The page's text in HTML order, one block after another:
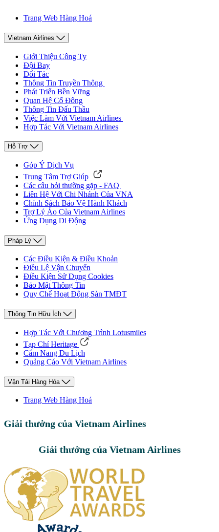
Trang Web Hàng Hoá
Vietnam Airlines
Giới Thiệu Công Ty
Đội Bay
Đối Tác
Thông Tin Truyền Thông
Phát Triển Bền Vững
Quan Hệ Cổ Đông
Thông Tin Đấu Thầu
Việc Làm Với Vietnam Airlines
Hợp Tác Với Vietnam Airlines
Hỗ Trợ
Góp Ý Dịch Vụ
Trung Tâm Trợ Giúp
Các câu hỏi thường gặp - FAQ
Liên Hệ Với Chi Nhánh Của VNA
Chính Sách Bảo Vệ Hành Khách
Trợ Lý Ảo Của Vietnam Airlines
Ứng Dụng Di Động
Pháp Lý
Các Điều Kiện & Điều Khoản
Điều Lệ Vận Chuyển
Điều Kiện Sử Dụng Cookies
Bảo Mật Thông Tin
Quy Chế Hoạt Động Sàn TMĐT
Thông Tin Hữu Ích
Hợp Tác Với Chương Trình Lotusmiles
Tạp Chí Heritage
Cẩm Nang Du Lịch
Quảng Cáo Với Vietnam Airlines
Vận Tải Hàng Hóa
Trang Web Hàng Hoá
Giải thưởng của Vietnam Airlines
Giải thưởng của Vietnam Airlines